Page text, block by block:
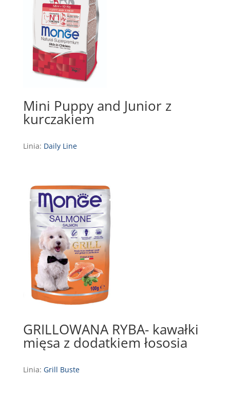
Mini Puppy and Junior z
kurczakiem
Linia: Daily Line
GRILLOWANA RYBA- kawałki
mięsa z dodatkiem łososia
Linia: Grill Buste